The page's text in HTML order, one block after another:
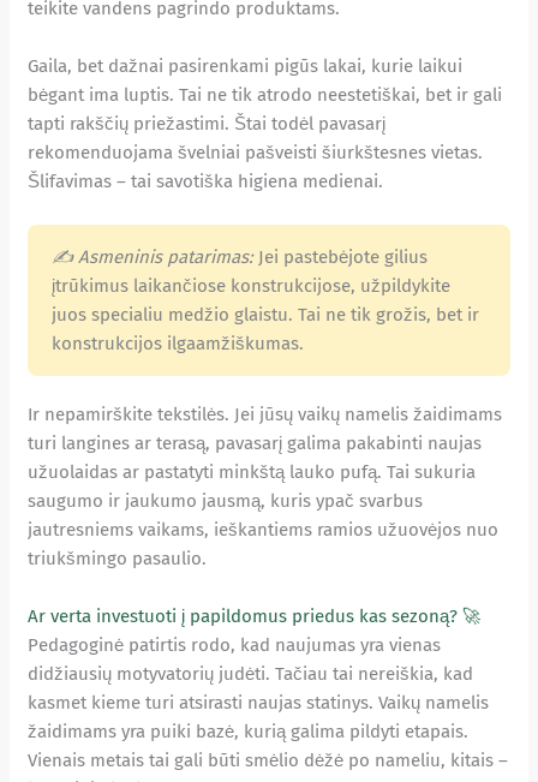
teikite vandens pagrindo produktams.
Gaila, bet dažnai pasirenkami pigūs lakai, kurie laikui
bėgant ima luptis. Tai ne tik atrodo neestetiškai, bet ir gali
tapti rakščių priežastimi. Štai todėl pavasarį
rekomenduojama švelniai pašveisti šiurkštesnes vietas.
Šlifavimas – tai savotiška higiena medienai.
✍ Asmeninis patarimas:Jei pastebėjote gilius
įtrūkimus laikančiose konstrukcijose, užpildykite
juos specialiu medžio glaistu. Tai ne tik grožis, bet ir
konstrukcijos ilgaamžiškumas.
Ir nepamirškite tekstilės. Jei jūsų vaikų namelis žaidimams
turi langines ar terasą, pavasarį galima pakabinti naujas
užuolaidas ar pastatyti minkštą lauko pufą. Tai sukuria
saugumo ir jaukumo jausmą, kuris ypač svarbus
jautresniems vaikams, ieškantiems ramios užuovėjos nuo
triukšmingo pasaulio.
Ar verta investuoti į papildomus priedus kas sezoną? 🚀
Pedagoginė patirtis rodo, kad naujumas yra vienas
didžiausių motyvatorių judėti. Tačiau tai nereiškia, kad
kasmet kieme turi atsirasti naujas statinys. Vaikų namelis
žaidimams yra puiki bazė, kurią galima pildyti etapais.
Vienais metais tai gali būti smėlio dėžė po nameliu, kitais –